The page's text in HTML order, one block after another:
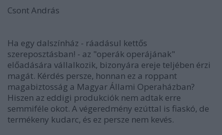
Csont András
Ha egy dalszínház - ráadásul kettős
szereposztásban! - az "operák operájának"
előadására vállalkozik, bizonyára ereje teljében érzi
magát. Kérdés persze, honnan ez a roppant
magabiztosság a Magyar Állami Operaházban?
Hiszen az eddigi produkciók nem adtak erre
semmiféle okot. A végeredmény ezúttal is fiaskó, de
termékeny kudarc, és ez persze nem kevés.